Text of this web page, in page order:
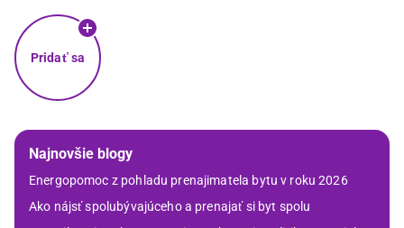
Pridať sa
Najnovšie blogy
Energopomoc z pohladu prenajimatela bytu v roku 2026
Ako nájsť spolubývajúceho a prenajať si byt spolu